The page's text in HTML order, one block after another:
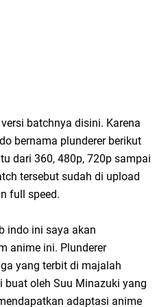
batchnya disini. Karena
bernama plunderer berikut
dari 360, 480p, 720p sampai
tersebut sudah di upload
full speed.
indo ini saya akan
anime ini. Plunderer
yang terbit di majalah
buat oleh Suu Minazuki yang
adaptasi anime